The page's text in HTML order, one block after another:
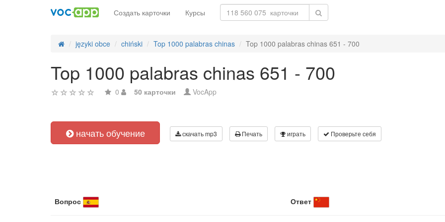
Создать карточки Курсы
języki obce chiński Top 1000 palabras chinas Top 1000 palabras chinas 651 - 700
Top 1000 palabras chinas 651 - 700
0 50 карточки VocApp
начать обучение скачать mp3 Печать играть Проверьте себя
Вопрос Ответ